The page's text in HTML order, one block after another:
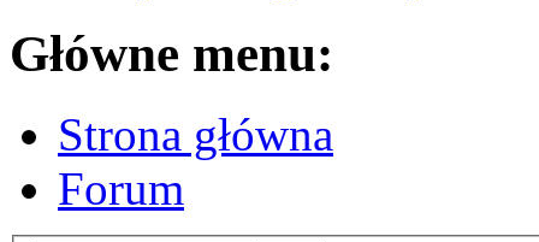
Główne menu:
Strona główna
Forum